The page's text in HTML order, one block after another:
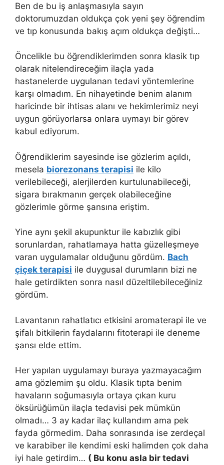
Ben de bu iş anlaşmasıyla sayın
doktorumuzdan oldukça çok yeni şey öğrendim
ve tıp konusunda bakış açım oldukça değişti…
Öncelikle bu öğrendiklerimden sonra klasik tıp
olarak nitelendireceğim ilaçla yada
hastanelerde uygulanan tedavi yöntemlerine
karşı olmadım. En nihayetinde benim alanım
haricinde bir ihtisas alanı ve hekimlerimiz neyi
uygun görüyorlarsa onlara uymayı bir görev
kabul ediyorum.
Öğrendiklerim sayesinde ise gözlerim açıldı,
mesela biorezonans terapisi ile kilo
verilebileceği, alerjilerden kurtulunabileceği,
sigara bırakmanın gerçek olabileceğine
gözlerimle görme şansına eriştim.
Yine aynı şekil akupunktur ile kabızlık gibi
sorunlardan, rahatlamaya hatta güzelleşmeye
varan uygulamalar olduğunu gördüm. Bach
çiçek terapisi ile duygusal durumların bizi ne
hale getirdikten sonra nasıl düzeltilebileceğiniz
gördüm.
Lavantanın rahatlatıcı etkisini aromaterapi ile ve
şifalı bitkilerin faydalarını fitoterapi ile deneme
şansı elde ettim.
Her yapılan uygulamayı buraya yazmayacağım
ama gözlemim şu oldu. Klasik tıpta benim
havaların soğumasıyla ortaya çıkan kuru
öksürüğümün ilaçla tedavisi pek mümkün
olmadı… 3 ay kadar ilaç kullandım ama pek
fayda görmedim. Daha sonrasında ise zerdeçal
ve karabiber ile kendimi eski halimden çok daha
iyi hale getirdim… ( Bu konu asla bir tedavi